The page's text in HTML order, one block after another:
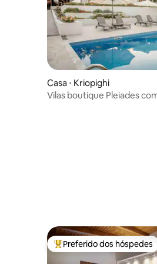
Casa ⋅ Kriopighi
Vilas boutique Pleiades
Entre os melhores
Preferido dos hóspedes